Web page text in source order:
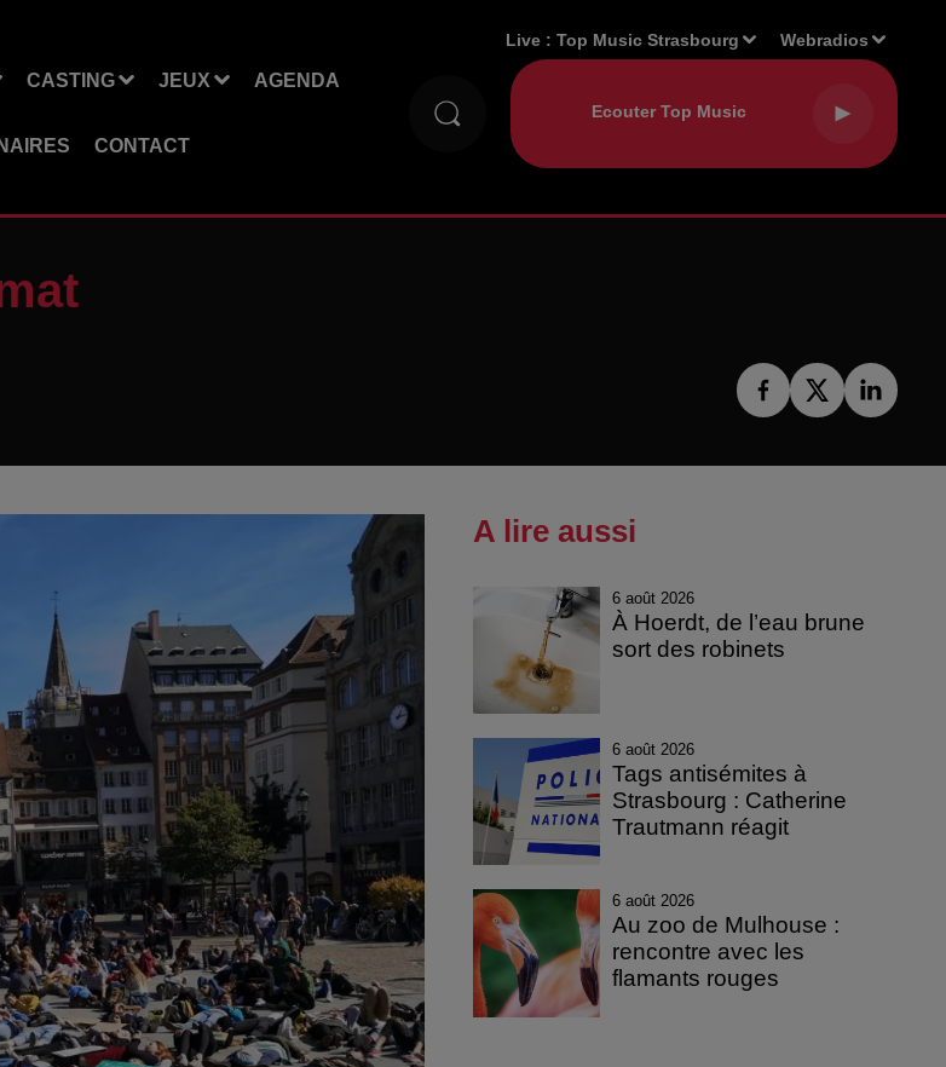
CASTING JEUX AGENDA
CONTACT
Live :Top Music Strasbourg Webradios
A lire aussi
6 août 2026
À Hoerdt, de l’eau brune
sort des robinets
6 août 2026
Tags antisémites à
Strasbourg : Catherine
Trautmann réagit
6 août 2026
Au zoo de Mulhouse :
rencontre avec les
flamants rouges